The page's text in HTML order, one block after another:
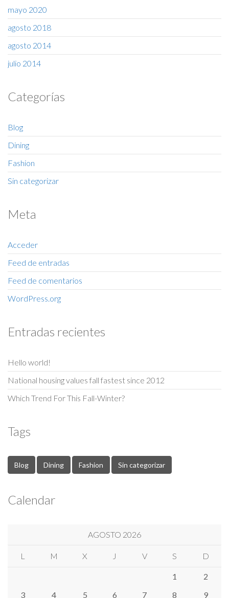
mayo 2020
agosto 2018
agosto 2014
julio 2014
Categorías
Blog
Dining
Fashion
Sin categorizar
Meta
Acceder
Feed de entradas
Feed de comentarios
WordPress.org
Entradas recientes
Hello world!
National housing values fall fastest since 2012
Which Trend For This Fall-Winter?
Tags
Blog Dining Fashion Sin categorizar
Calendar
AGOSTO 2026
L M X J V S D
1
2
3
4 5 6 7 8
9